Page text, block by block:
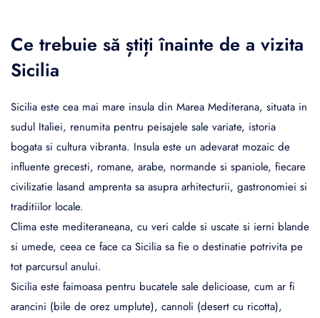
Ce trebuie să știți înainte de a vizita
Sicilia
Sicilia este cea mai mare insula din Marea Mediterana, situata in
sudul Italiei, renumita pentru peisajele sale variate, istoria
bogata si cultura vibranta. Insula este un adevarat mozaic de
influente grecesti, romane, arabe, normande si spaniole, fiecare
civilizatie lasand amprenta sa asupra arhitecturii, gastronomiei si
traditiilor locale.
Clima este mediteraneana, cu veri calde si uscate si ierni blande
si umede, ceea ce face ca Sicilia sa fie o destinatie potrivita pe
tot parcursul anului.
Sicilia este faimoasa pentru bucatele sale delicioase, cum ar fi
arancini (bile de orez umplute), cannoli (desert cu ricotta),